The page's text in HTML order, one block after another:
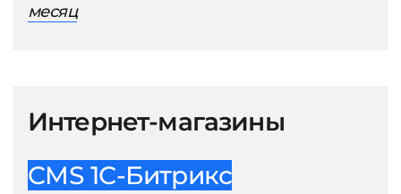
месяц
Интернет-магазины
CMS 1С-Битрикс